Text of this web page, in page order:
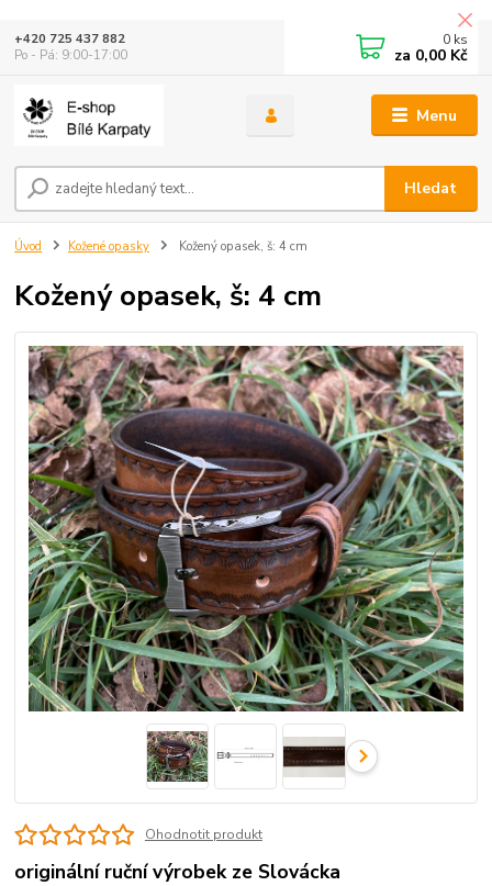
Menu
Hledat
+420 725 437 882
Po - Pá: 9:00-17:00
0 ks
za 0,00 Kč
Úvod Kožené opasky Kožený opasek, š: 4 cm
Kožený opasek, š: 4 cm
Ohodnotit produkt
originální ruční výrobek ze Slovácka